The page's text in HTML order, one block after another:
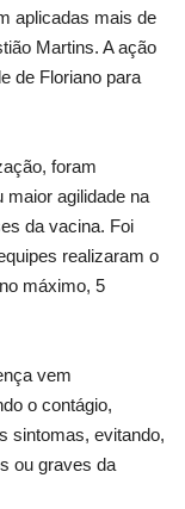
aplicadas mais de
Martins. A ação
de Floriano para
foram
maior agilidade na
da vacina. Foi
realizaram o
máximo, 5
vem
o contágio,
sintomas, evitando,
ou graves da